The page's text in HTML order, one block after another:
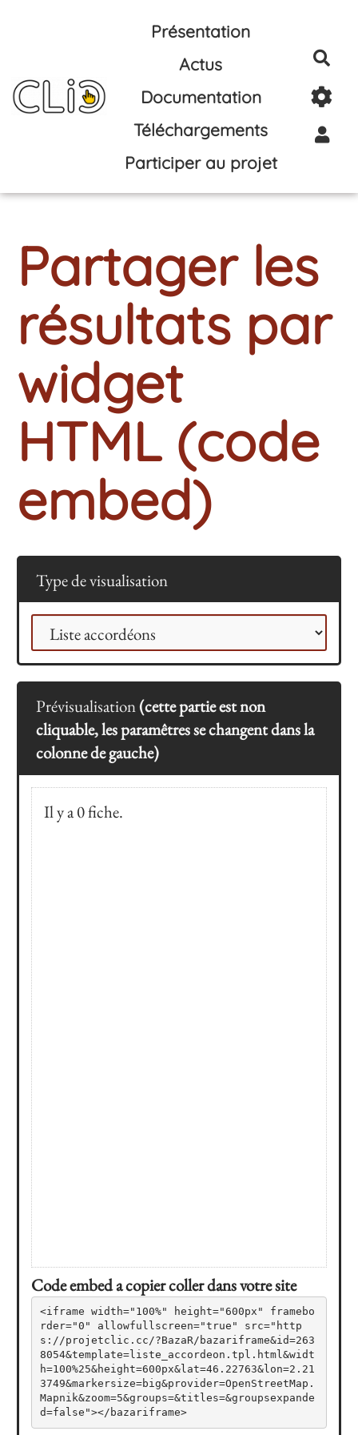
Aller au contenu principal
Présentation
Actus
Documentation
Téléchargements
Participer au projet
Partager les
résultats par
widget
HTML (code
embed)
Type de visualisation
Prévisualisation(cette partie est non
cliquable, les paramêtres se changent dans la
colonne de gauche)
Code embed a copier coller dans votre site
<iframe width="100%" height="600px" framebo
rder="0" allowfullscreen="true" src="http
s://projetclic.cc/?BazaR/bazariframe&id=263
8054&template=liste_accordeon.tpl.html&widt
h=100%25&height=600px&lat=46.22763&lon=2.21
3749&markersize=big&provider=OpenStreetMap.
Mapnik&zoom=5&groups=&titles=&groupsexpande
d=false"></bazariframe>